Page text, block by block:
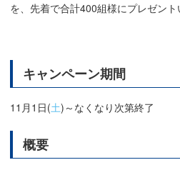
を、先着で合計400組様にプレゼント
キャンペーン期間
11月1日(土)～なくなり次第終了
概要